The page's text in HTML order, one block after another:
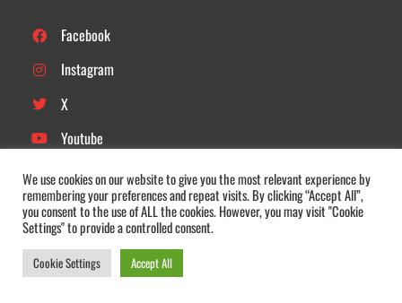
Facebook
Instagram
X
Youtube
Linkedin
Tiktok
© Copyright 2022 –2026 |DOS’46
We use cookies on our website to give you the most relevant experience by
remembering your preferences and repeat visits. By clicking “Accept All”,
you consent to the use of ALL the cookies. However, you may visit "Cookie
Settings" to provide a controlled consent.
Cookie Settings Accept All